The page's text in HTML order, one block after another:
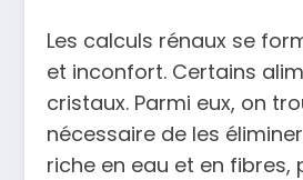
Les calculs rénaux se
et inconfort. Certains
cristaux. Parmi eux, on
nécessaire de les
riche en eau et en